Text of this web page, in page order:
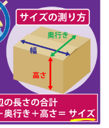
日(水)
日(金)
日(火)
日(金)
21日(水)